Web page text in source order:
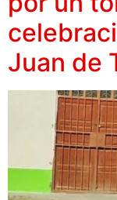
Juan de